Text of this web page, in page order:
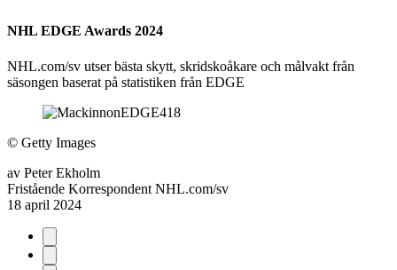
NHL EDGE Awards 2024
NHL.com/sv utser bästa skytt, skridskoåkare och målvakt från
säsongen baserat på statistiken från EDGE
© Getty Images
av Peter Ekholm
Fristående Korrespondent NHL.com/sv
18 april 2024